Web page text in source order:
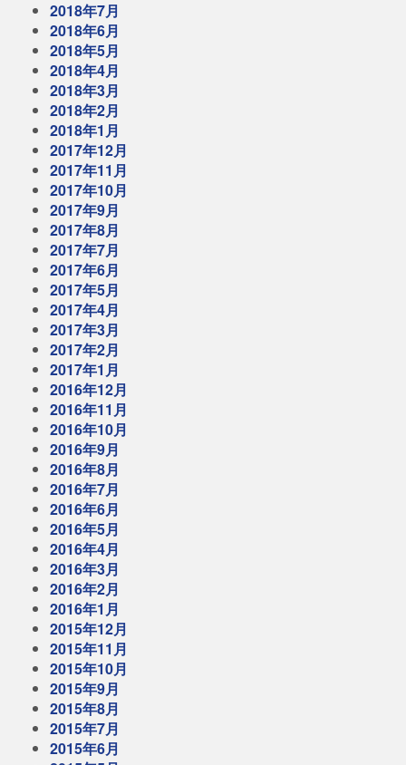
2018年7月
2018年6月
2018年5月
2018年4月
2018年3月
2018年2月
2018年1月
2017年12月
2017年11月
2017年10月
2017年9月
2017年8月
2017年7月
2017年6月
2017年5月
2017年4月
2017年3月
2017年2月
2017年1月
2016年12月
2016年11月
2016年10月
2016年9月
2016年8月
2016年7月
2016年6月
2016年5月
2016年4月
2016年3月
2016年2月
2016年1月
2015年12月
2015年11月
2015年10月
2015年9月
2015年8月
2015年7月
2015年6月